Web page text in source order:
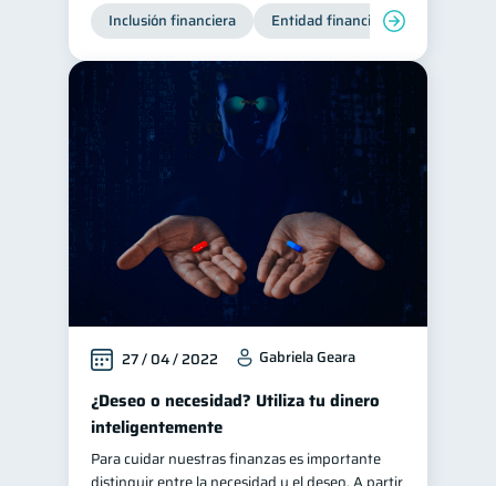
Inclusión financiera Entidad financiera
27 / 04 / 2022 Gabriela Geara
¿Deseo o necesidad? Utiliza tu dinero
inteligentemente
Para cuidar nuestras finanzas es importante